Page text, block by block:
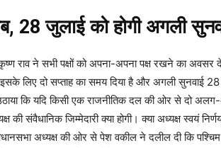
28 जुलाई को होगी अगली
राव ने सभी पक्षों को अपना-अपना पक्ष रखने का अवसर
लिए दो सप्ताह का समय दिया है और अगली सुनवाई
कि यदि किसी एक राजनीतिक दल की ओर से दो
की संवैधानिक जिम्मेदारी क्या होगी। क्या अध्यक्ष स्वयं
अध्यक्ष की ओर से पेश वकील ने दलील दी कि